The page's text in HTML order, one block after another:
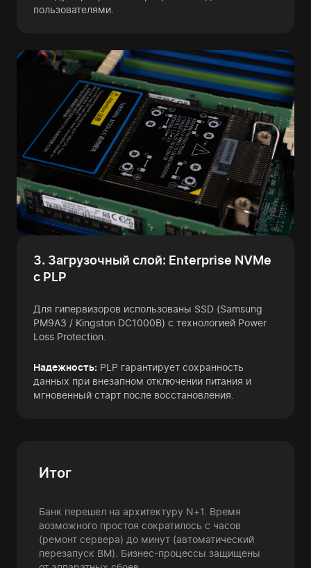
пользователями.
3. Загрузочный слой: Enterprise NVMe
с PLP
Для гипервизоров использованы SSD (Samsung
PM9A3 / Kingston DC1000B) с технологией Power
Loss Protection.
Надежность: PLP гарантирует сохранность
данных при внезапном отключении питания и
мгновенный старт после восстановления.
Итог
Банк перешел на архитектуру N+1. Время
возможного простоя сократилось с часов
(ремонт сервера) до минут (автоматический
перезапуск ВМ). Бизнес-процессы защищены